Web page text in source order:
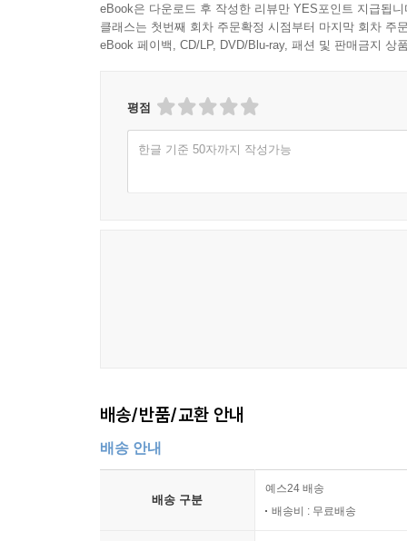
eBook은 다운로드 후 작성한 리뷰만 YES포인트 지급됩니
클래스는 첫번째 회차 주문확정 시점부터 마지막 회차 주
eBook 페이백, CD/LP, DVD/Blu-ray, 패션 및 판매금지 상
평점
한글 기준 50자까지 작성가능
배송/반품/교환 안내
배송 안내
배송 구분
예스24 배송
배송비 : 무료배송